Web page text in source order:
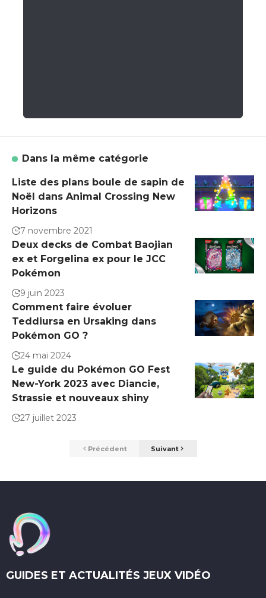
Dans la même catégorie
Liste des plans boule de sapin de
Noël dans Animal Crossing New
Horizons
7 novembre 2021
Deux decks de Combat Baojian
ex et Forgelina ex pour le JCC
Pokémon
9 juin 2023
Comment faire évoluer
Teddiursa en Ursaking dans
Pokémon GO ?
24 mai 2024
Le guide du Pokémon GO Fest
New-York 2023 avec Diancie,
Strassie et nouveaux shiny
27 juillet 2023
Précédent Suivant
GUIDES ET ACTUALITÉS JEUX VIDÉO